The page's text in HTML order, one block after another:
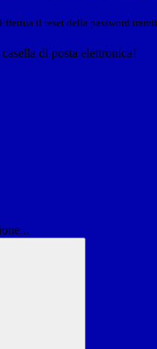
il reset della password
di posta elettronica!